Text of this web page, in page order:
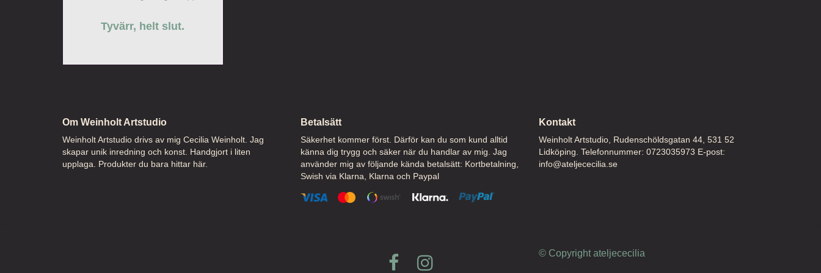
Tyvärr, helt slut.
Om Weinholt Artstudio
Weinholt Artstudio drivs av mig Cecilia Weinholt. Jag
skapar unik inredning och konst. Handgjort i liten
upplaga. Produkter du bara hittar här.
Betalsätt
Säkerhet kommer först. Därför kan du som kund alltid
känna dig trygg och säker när du handlar av mig. Jag
använder mig av följande kända betalsätt: Kortbetalning,
Swish via Klarna, Klarna och Paypal
Kontakt
Weinholt Artstudio, Rudenschöldsgatan 44, 531 52
Lidköping. Telefonnummer: 0723035973 E-post:
info@ateljececilia.se
© Copyright ateljececilia